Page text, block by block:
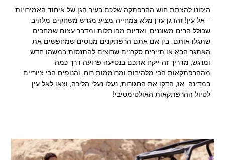
היכונו להצתת חוש ההרפתקה שלכם בעיר הגן של איחוד האמירויות
– אל עין! זהו גן עדן מלא צמחייה מציע מגרש משחקים מלהיב
שכולל הרים משוננים, ואדיות מפותלות ומדבר עצום שמחכים
שתגלו אותם. בין אם אתם הרפתקנים מנוסים שמחפשים את
האתגר הבא או תיירים סקרנים שרוצים להתנסות במשהו חדש
ומרגש, מדריך זה ייקח אתכם בנסיעה פרועה דרך כמה
מההרפתקאות הכי מלהיבות ומרוממות רוח, והנופים הכי ציוריים
במדינה. אז, הדקו את החגורות, נעלו נעלי הליכה, וצאו לאל עין
לטיול ההרפתקאות האולטימטיבי!